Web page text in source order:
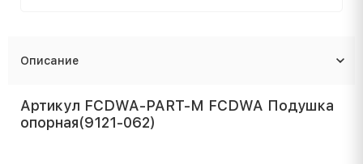
Описание
Артикул FCDWA-PART-M FCDWA Подушка
опорная(9121-062)